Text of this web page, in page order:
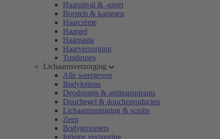
Haaruitval & -groei
Borstels & kammen
Haarcrème
Haargel
Haarpasta
Haarverzorging
Tondeuses
Lichaamsverzorging
Alle weergeven
Bodylotions
Deodorants & antitranspirants
Douchegel & doucheproducten
Lichaamsreiniging & scrubs
Zeep
Bodygroomers
Intieme verzorging